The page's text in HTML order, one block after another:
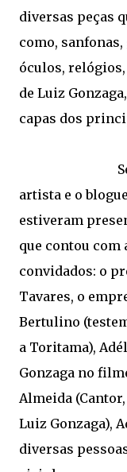
diversas peças
como,
óculos,
de Luiz
capas dos
Sérgio
artista e o
estiveram
que contou com
convidados: o
Tavares, o
Bertulino
a Toritama),
Gonzaga no
Almeida
Luiz Gonzaga),
diversas